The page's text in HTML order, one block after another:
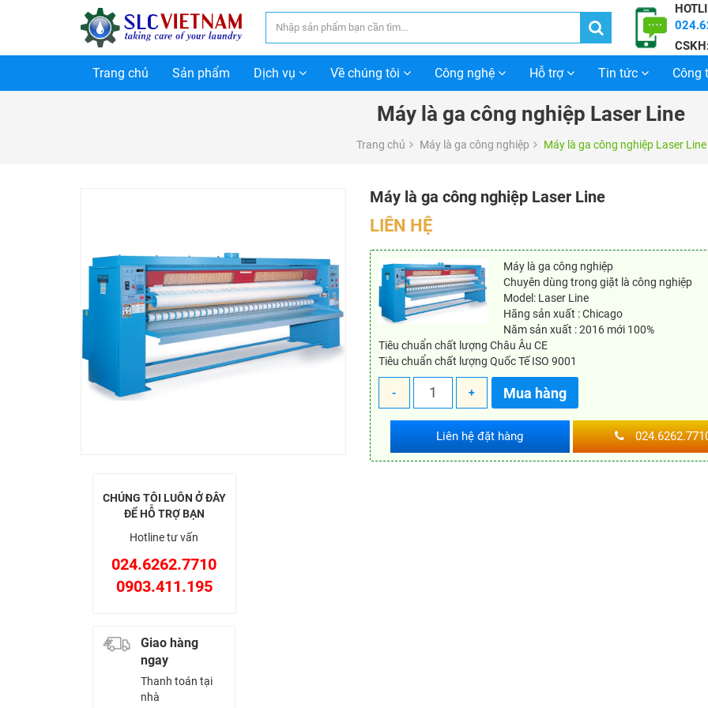
Trang chủ Sản phẩm Dịch vụ Về chúng tôi Công nghệ Hỗ trợ Tin tức Công
Trang chủ Máy là ga công nghiệp Máy là ga công nghiệp Laser Line
Máy là ga công nghiệp Laser Line
Máy là ga công nghiệp Laser Line
LIÊN HỆ
Máy là ga công nghiệp
Chuyên dùng trong giặt là công nghiệp
Model: Laser Line
Hãng sản xuất : Chicago
Năm sản xuất : 2016 mới 100%
Tiêu chuẩn chất lượng Châu Âu CE
Tiêu chuẩn chất lượng Quốc Tế ISO 9001
- + Mua hàng
Liên hệ đặt hàng
CHÚNG TÔI LUÔN Ở ĐÂY
ĐỂ HỖ TRỢ BẠN
Hotline tư vấn
024.6262.7710
0903.411.195
Giao hàng
ngay
Thanh toán tại
nhà